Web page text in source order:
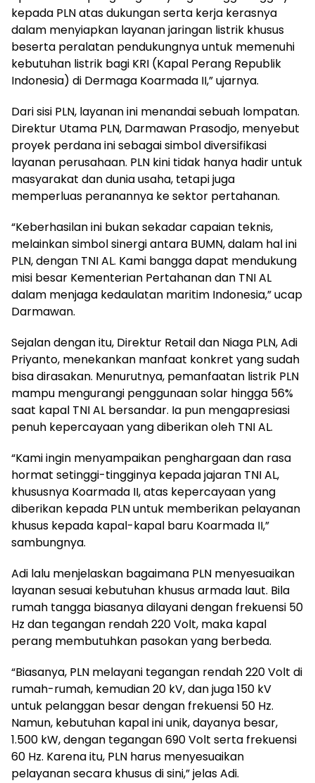
kepada PLN atas dukungan serta kerja kerasnya
dalam menyiapkan layanan jaringan listrik khusus
beserta peralatan pendukungnya untuk memenuhi
kebutuhan listrik bagi KRI (Kapal Perang Republik
Indonesia) di Dermaga Koarmada II,” ujarnya.
Dari sisi PLN, layanan ini menandai sebuah lompatan.
Direktur Utama PLN, Darmawan Prasodjo, menyebut
proyek perdana ini sebagai simbol diversifikasi
layanan perusahaan. PLN kini tidak hanya hadir untuk
masyarakat dan dunia usaha, tetapi juga
memperluas peranannya ke sektor pertahanan.
“Keberhasilan ini bukan sekadar capaian teknis,
melainkan simbol sinergi antara BUMN, dalam hal ini
PLN, dengan TNI AL. Kami bangga dapat mendukung
misi besar Kementerian Pertahanan dan TNI AL
dalam menjaga kedaulatan maritim Indonesia,” ucap
Darmawan.
Sejalan dengan itu, Direktur Retail dan Niaga PLN, Adi
Priyanto, menekankan manfaat konkret yang sudah
bisa dirasakan. Menurutnya, pemanfaatan listrik PLN
mampu mengurangi penggunaan solar hingga 56%
saat kapal TNI AL bersandar. Ia pun mengapresiasi
penuh kepercayaan yang diberikan oleh TNI AL.
“Kami ingin menyampaikan penghargaan dan rasa
hormat setinggi-tingginya kepada jajaran TNI AL,
khususnya Koarmada II, atas kepercayaan yang
diberikan kepada PLN untuk memberikan pelayanan
khusus kepada kapal-kapal baru Koarmada II,”
sambungnya.
Adi lalu menjelaskan bagaimana PLN menyesuaikan
layanan sesuai kebutuhan khusus armada laut. Bila
rumah tangga biasanya dilayani dengan frekuensi 50
Hz dan tegangan rendah 220 Volt, maka kapal
perang membutuhkan pasokan yang berbeda.
“Biasanya, PLN melayani tegangan rendah 220 Volt di
rumah-rumah, kemudian 20 kV, dan juga 150 kV
untuk pelanggan besar dengan frekuensi 50 Hz.
Namun, kebutuhan kapal ini unik, dayanya besar,
1.500 kW, dengan tegangan 690 Volt serta frekuensi
60 Hz. Karena itu, PLN harus menyesuaikan
pelayanan secara khusus di sini,” jelas Adi.